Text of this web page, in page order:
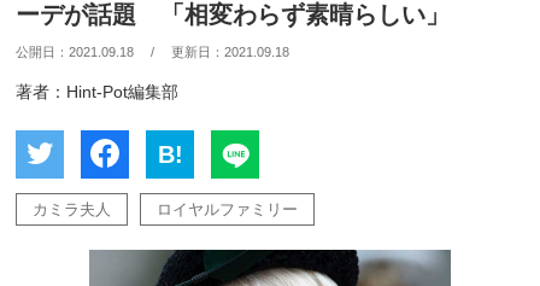
ーデが話題 「相変わらず素晴らしい」
公開日：2021.09.18 / 更新日：2021.09.18
著者：Hint-Pot編集部
B!
カミラ夫人 ロイヤルファミリー